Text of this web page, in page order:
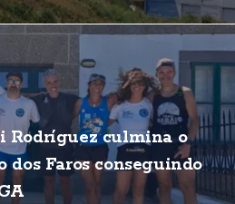
Rodríguez culmina o
Faros conseguindo